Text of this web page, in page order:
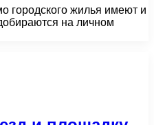
городского жилья имеют и
на личном